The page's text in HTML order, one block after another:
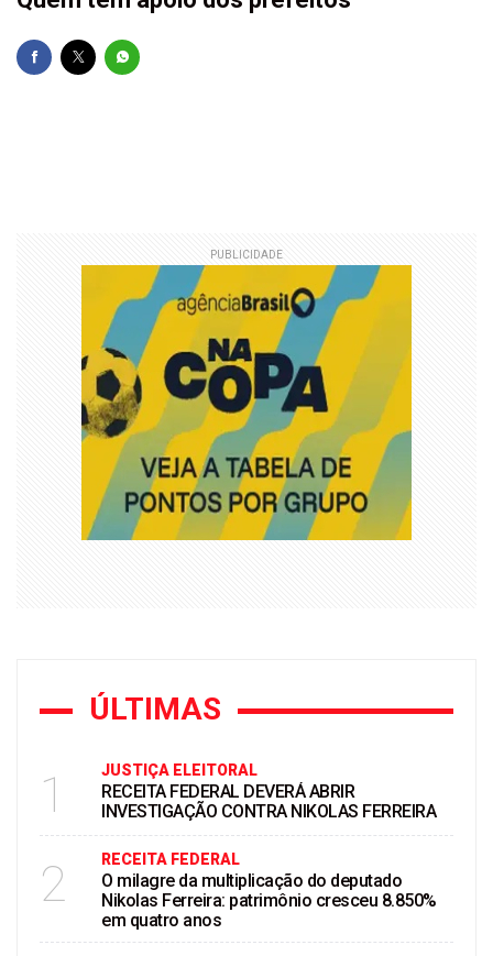
PUBLICIDADE
ÚLTIMAS
1 JUSTIÇA ELEITORAL
RECEITA FEDERAL DEVERÁ ABRIR
INVESTIGAÇÃO CONTRA NIKOLAS FERREIRA
2 RECEITA FEDERAL
O milagre da multiplicação do deputado
Nikolas Ferreira: patrimônio cresceu 8.850%
em quatro anos